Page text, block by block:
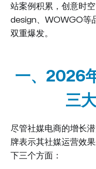
站案例积累，创意时
design、WOWGO等
双重爆发。
一、2026
三
尽管社媒电商的增长
牌表示其社媒运营效
下三个方面：